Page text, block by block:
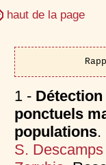
haut de la page
1 -
ponctuels
populations.
S. Descamps